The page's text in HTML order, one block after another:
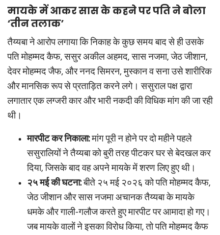
मायके में आकर सास के कहने पर पति ने बोला
‘तीन तलाक’
तैय्यबा ने आरोप लगाया कि निकाह के कुछ समय बाद से ही उसके
पति मोहम्मद कैफ, ससुर अकील अहमद, सास नजमा, जेठ जीशान,
देवर मोहम्मद जैफ, और ननद सिमरन, मुस्कान व सना उसे शारीरिक
और मानसिक रूप से प्रताड़ित करने लगे। ससुराल पक्ष द्वारा
लगातार एक लग्जरी कार और भारी नकदी की विधिक मांग की जा रही
थी।
मारपीट कर निकाला:मांग पूरी न होने पर दो महीने पहले
ससुरालियों ने तैय्यबा को बुरी तरह पीटकर घर से बेदखल कर
दिया, जिसके बाद वह अपने मायके में शरण लिए हुए थी।
२५ मई की घटना:बीते २५ मई २०२६ को पति मोहम्मद कैफ,
जेठ जीशान और सास नजमा अचानक तैय्यबा के मायके
धमके और गाली-गलौज करते हुए मारपीट पर आमादा हो गए।
जब मायके वालों ने इसका विरोध किया, तो पति मोहम्मद कैफ